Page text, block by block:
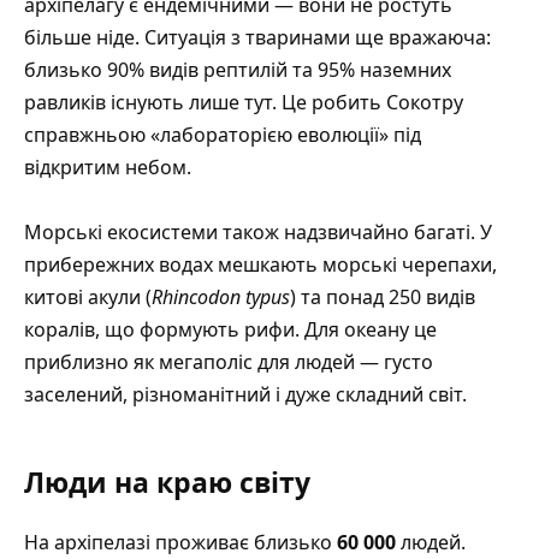
більше ніде. Ситуація з тваринами ще вражаюча:
близько 90% видів рептилій та 95% наземних
равликів існують лише тут. Це робить Сокотру
справжньою «лабораторією еволюції» під
відкритим небом.
Морські екосистеми також надзвичайно багаті. У
прибережних водах мешкають морські черепахи,
китові акули (Rhincodon typus) та понад 250 видів
коралів, що формують рифи. Для океану це
приблизно як мегаполіс для людей — густо
заселений, різноманітний і дуже складний світ.
Люди на краю світу
На архіпелазі проживає близько 60 000людей.